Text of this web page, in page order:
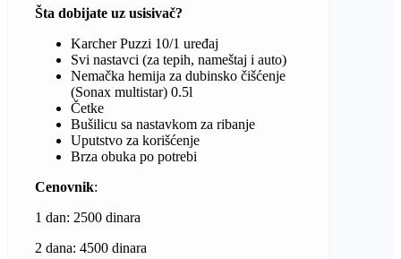
Šta dobijate uz usisivač?
Karcher Puzzi 10/1 uređaj
Svi nastavci (za tepih, nameštaj i auto)
Nemačka hemija za dubinsko čišćenje
(Sonax multistar) 0.5l
Četke
Bušilicu sa nastavkom za ribanje
Uputstvo za korišćenje
Brza obuka po potrebi
Cenovnik:
1 dan: 2500 dinara
2 dana: 4500 dinara